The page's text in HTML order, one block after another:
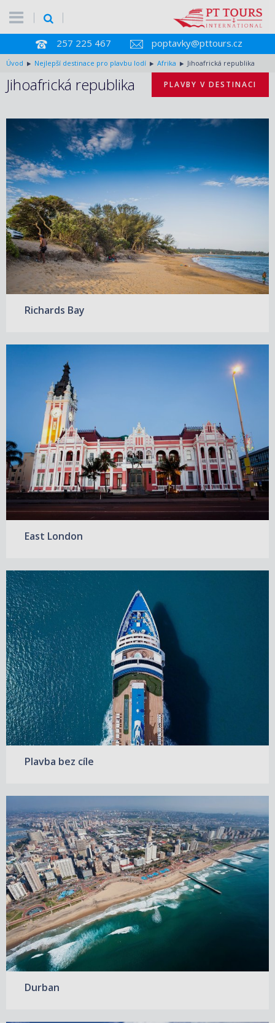
257 225 467 poptavky@pttours.cz
Úvod Nejlepší destinace pro plavbu lodí Afrika Jihoafrická republika
Jihoafrická republika PLAVBY V DESTINACI
Richards Bay
East London
Plavba bez cíle
Durban